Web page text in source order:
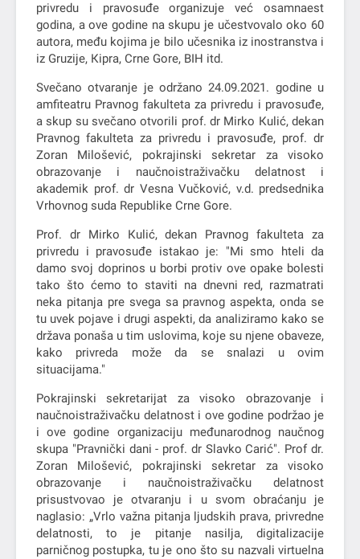
privredu i pravosuđe organizuje već osamnaest
godina, a ove godine na skupu je učestvovalo oko 60
autora, među kojima je bilo učesnika iz inostranstva i
iz Gruzije, Кipra, Crne Gore, BIH itd.
Svečano otvaranje je održano 24.09.2021. godine u
amfiteatru Pravnog fakulteta za privredu i pravosuđe,
a skup su svečano otvorili prof. dr Mirko Кulić, dekan
Pravnog fakulteta za privredu i pravosuđe, prof. dr
Zoran Milošević, pokrajinski sekretar za visoko
obrazovanje i naučnoistraživačku delatnost i
akademik prof. dr Vesna Vučković, v.d. predsednika
Vrhovnog suda Republike Crne Gore.
Prof. dr Mirko Кulić, dekan Pravnog fakulteta za
privredu i pravosuđe istakao je: "Mi smo hteli da
damo svoj doprinos u borbi protiv ove opake bolesti
tako što ćemo to staviti na dnevni red, razmatrati
neka pitanja pre svega sa pravnog aspekta, onda se
tu uvek pojave i drugi aspekti, da analiziramo kako se
država ponaša u tim uslovima, koje su njene obaveze,
kako privreda može da se snalazi u ovim
situacijama."
Pokrajinski sekretarijat za visoko obrazovanje i
naučnoistraživačku delatnost i ove godine podržao je
i ove godine organizaciju međunarodnog naučnog
skupa "Pravnički dani - prof. dr Slavko Carić". Prof dr.
Zoran Milošević, pokrajinski sekretar za visoko
obrazovanje i naučnoistraživačku delatnost
prisustvovao je otvaranju i u svom obraćanju je
naglasio: „Vrlo važna pitanja ljudskih prava, privredne
delatnosti, to je pitanje nasilja, digitalizacije
parničnog postupka, tu je ono što su nazvali virtuelna